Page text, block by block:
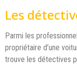
Les
Parmi les
propriétaire d’une
trouve les détectives